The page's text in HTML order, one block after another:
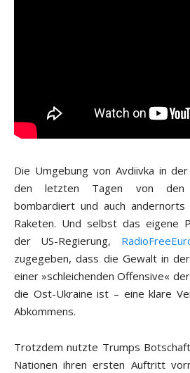
Die Umgebung von Avdiivka in
den letzten Tagen von den
bombardiert und auch
Raketen. Und selbst das eigene
der US-Regierung,
zugegeben, dass die Gewalt in
einer »schleichenden Offensive«
die Ost-Ukraine ist – eine klare
Abkommens.
Trotzdem nutzte Trumps
Nationen ihren ersten Auftritt